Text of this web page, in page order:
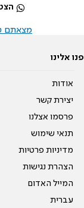
מצאתם
פנו אלינו
אודות
יצירת קשר
פרסמו אצלנו
תנאי שימוש
מדיניות פרטיות
הצהרת נגישות
המייל האדום
עברית